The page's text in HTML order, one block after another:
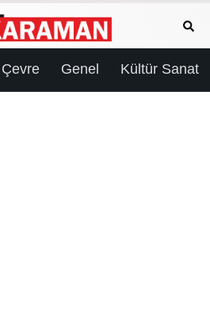
Çevre Genel Kültür Sanat